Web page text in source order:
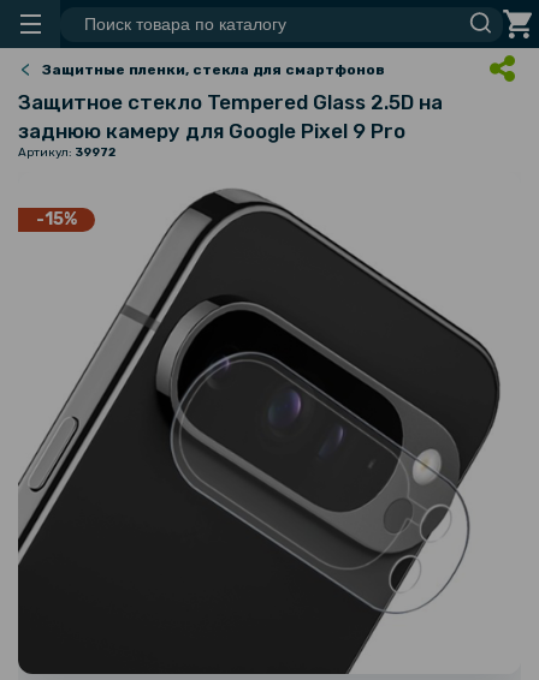
Защитные пленки, стекла для смартфонов
Защитное стекло Tempered Glass 2.5D на
заднюю камеру для Google Pixel 9 Pro
Артикул: 39972
-15%